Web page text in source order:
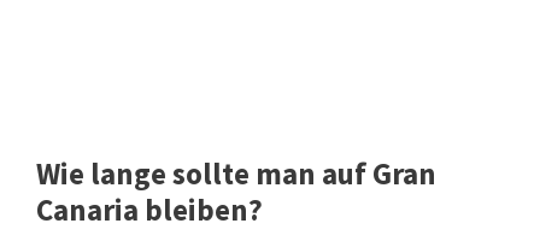
Wie lange sollte man auf Gran
Canaria bleiben?